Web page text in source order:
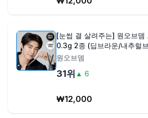
[눈썹 결 살려주는] 원오브뎀
0.3g 2종 (딥브라운/내추럴
원오브뎀
31위 ▲ 6
₩12,000